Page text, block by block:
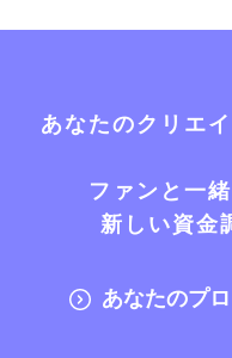
あなたのクリエ
ファンと一
新しい資金
あなたのプ